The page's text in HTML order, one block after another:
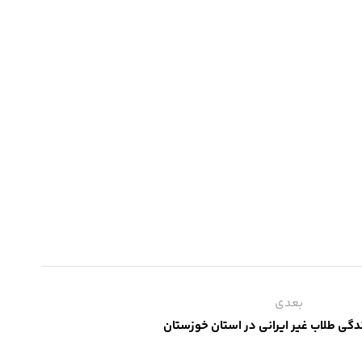
بعدی
طلاب غیر ایرانی در استان خوزستان